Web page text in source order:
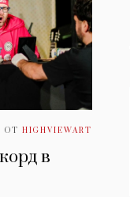
ОТ HIGHVIEWART
в